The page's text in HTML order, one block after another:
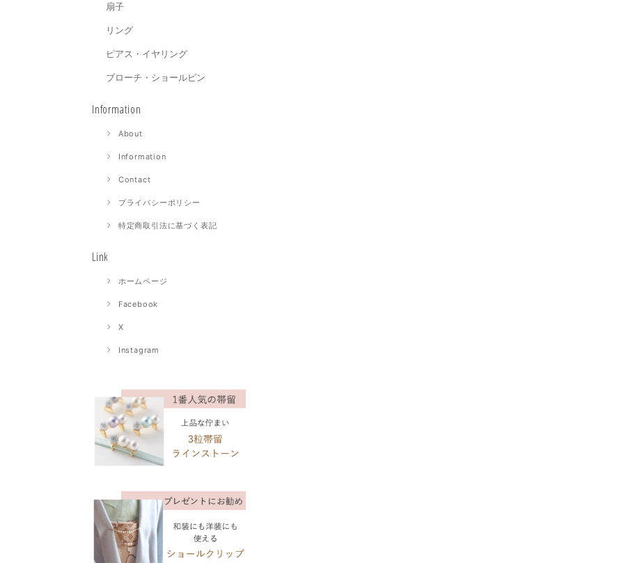
扇子
リング
ピアス・イヤリング
ブローチ・ショールピン
Information
About
Information
Contact
プライバシーポリシー
特定商取引法に基づく表記
Link
ホームページ
Facebook
X
Instagram